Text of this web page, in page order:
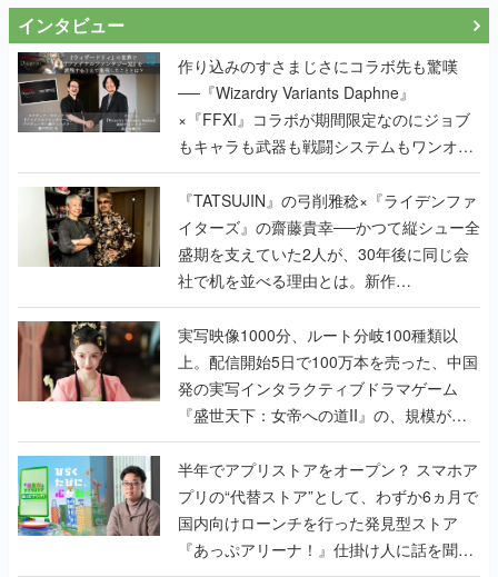
インタビュー
作り込みのすさまじさにコラボ先も驚嘆
──『Wizardry Variants Daphne』
×『FFXI』コラボが期間限定なのにジョブ
もキャラも武器も戦闘システムもワンオフ
で作り込まれた理由を両ディレクターに聞
く
『TATSUJIN』の弓削雅稔×『ライデンファ
イターズ』の齋藤貴幸──かつて縦シュー全
盛期を支えていた2人が、30年後に同じ会
社で机を並べる理由とは。新作
『TATSUJIN EXTREME』で初タッグを組
んだレジェンド2人に訊く開発秘話
実写映像1000分、ルート分岐100種類以
上。配信開始5日で100万本を売った、中国
発の実写インタラクティブドラマゲーム
『盛世天下：女帝への道II』の、規模が違
うこだわりをプロデューサーに聞いた
半年でアプリストアをオープン？ スマホア
プリの“代替ストア”として、わずか6ヵ月で
国内向けローンチを行った発見型ストア
『あっぷアリーナ！』仕掛け人に話を聞い